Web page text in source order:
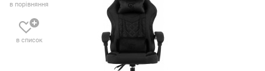
в порівняння
в список